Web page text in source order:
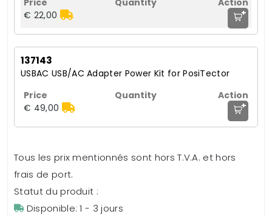
€ 22,00 +
137143
USBAC USB/AC Adapter Power Kit for PosiTector
€ 49,00 +
Tous les prix mentionnés sont hors T.V.A. et hors
frais de port.
Statut du produit :
Disponible: 1 - 3 jours